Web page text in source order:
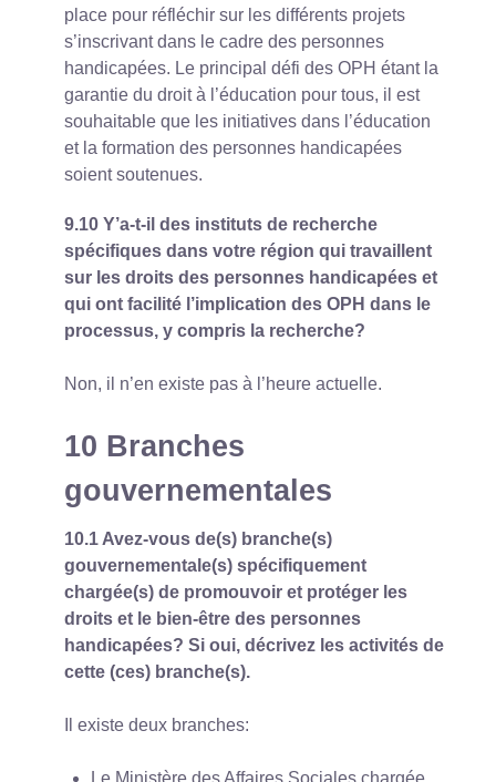
place pour réfléchir sur les différents projets
s’inscrivant dans le cadre des personnes
handicapées. Le principal défi des OPH étant la
garantie du droit à l’éducation pour tous, il est
souhaitable que les initiatives dans l’éducation
et la formation des personnes handicapées
soient soutenues.
9.10 Y’a-t-il des instituts de recherche
spécifiques dans votre région qui travaillent
sur les droits des personnes handicapées et
qui ont facilité l’implication des OPH dans le
processus, y compris la recherche?
Non, il n’en existe pas à l’heure actuelle.
10 Branches
gouvernementales
10.1 Avez-vous de(s) branche(s)
gouvernementale(s) spécifiquement
chargée(s) de promouvoir et protéger les
droits et le bien-être des personnes
handicapées? Si oui, décrivez les activités de
cette (ces) branche(s).
Il existe deux branches:
Le Ministère des Affaires Sociales chargée